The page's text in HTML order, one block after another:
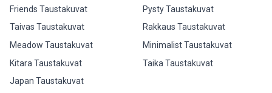
Friends Taustakuvat
Taivas Taustakuvat
Meadow Taustakuvat
Kitara Taustakuvat
Japan Taustakuvat
Pysty Taustakuvat
Rakkaus Taustakuvat
Minimalist Taustakuvat
Taika Taustakuvat